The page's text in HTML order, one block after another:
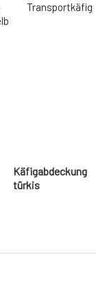
Käfigabdeckung
türkis